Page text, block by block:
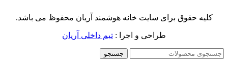
کلیه حقوق برای سایت خانه هوشمند آریان محفوظ می باشد.
طراحی و اجرا : تیم داخلی آریان
جستجو